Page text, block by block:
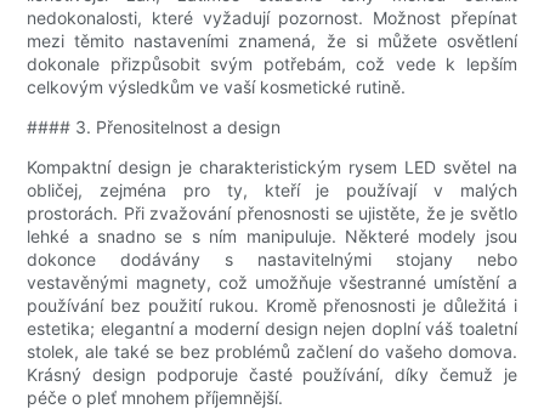
nedokonalosti, které vyžadují pozornost. Možnost přepínat
mezi těmito nastaveními znamená, že si můžete osvětlení
dokonale přizpůsobit svým potřebám, což vede k lepším
celkovým výsledkům ve vaší kosmetické rutině.
#### 3. Přenositelnost a design
Kompaktní design je charakteristickým rysem LED světel na
obličej, zejména pro ty, kteří je používají v malých
prostorách. Při zvažování přenosnosti se ujistěte, že je světlo
lehké a snadno se s ním manipuluje. Některé modely jsou
dokonce dodávány s nastavitelnými stojany nebo
vestavěnými magnety, což umožňuje všestranné umístění a
používání bez použití rukou. Kromě přenosnosti je důležitá i
estetika; elegantní a moderní design nejen doplní váš toaletní
stolek, ale také se bez problémů začlení do vašeho domova.
Krásný design podporuje časté používání, díky čemuž je
péče o pleť mnohem příjemnější.